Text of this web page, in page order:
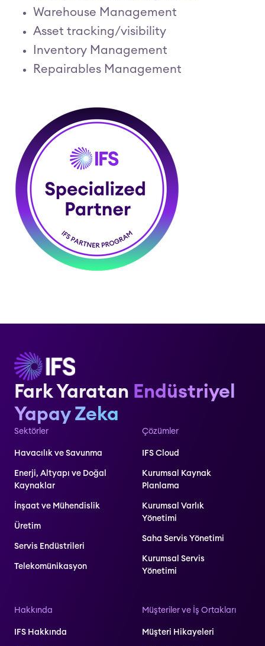
Warehouse Management
Asset tracking/visibility
Inventory Management
Repairables Management
Fark Yaratan Endüstriyel
Yapay Zeka
Sektörler
Havacılık ve Savunma
Enerji, Altyapı ve Doğal
Kaynaklar
İnşaat ve Mühendislik
Üretim
Servis Endüstrileri
Telekomünikasyon
Çözümler
IFS Cloud
Kurumsal Kaynak
Planlama
Kurumsal Varlık
Yönetimi
Saha Servis Yönetimi
Kurumsal Servis
Yönetimi
Hakkında
IFS Hakkında
Müşteriler ve İş Ortakları
Müşteri Hikayeleri